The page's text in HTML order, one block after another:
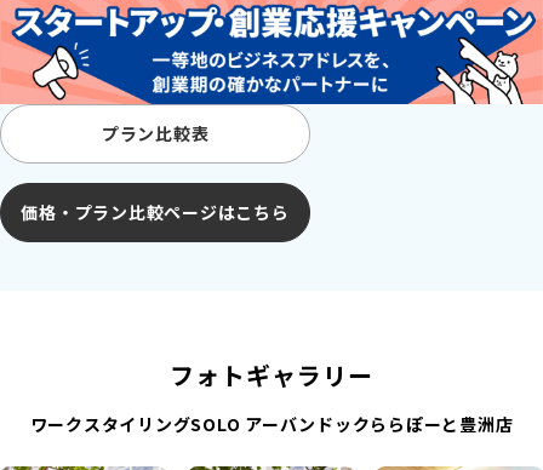
プラン比較表
価格・プラン比較ページはこちら
フォトギャラリー
ワークスタイリングSOLO アーバンドックららぽーと豊洲店